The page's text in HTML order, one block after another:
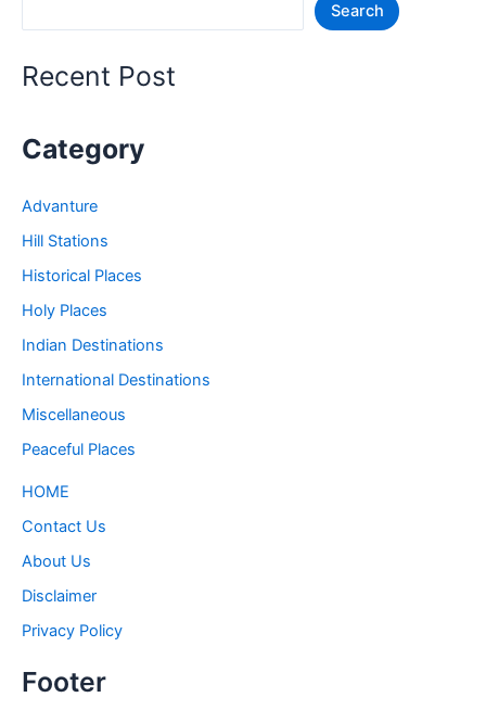
–
Tourist
Places
Search
Recent Post
Category
Advanture
Hill Stations
Historical Places
Holy Places
Indian Destinations
International Destinations
Miscellaneous
Peaceful Places
HOME
Contact Us
About Us
Disclaimer
Privacy Policy
Footer